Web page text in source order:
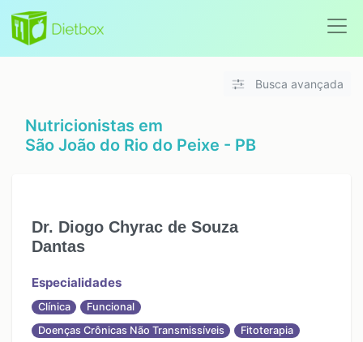
Busca avançada
Nutricionistas em
São João do Rio do Peixe - PB
Dr. Diogo Chyrac de Souza
Dantas
Especialidades
Clínica
Funcional
Doenças Crônicas Não Transmissíveis
Fitoterapia